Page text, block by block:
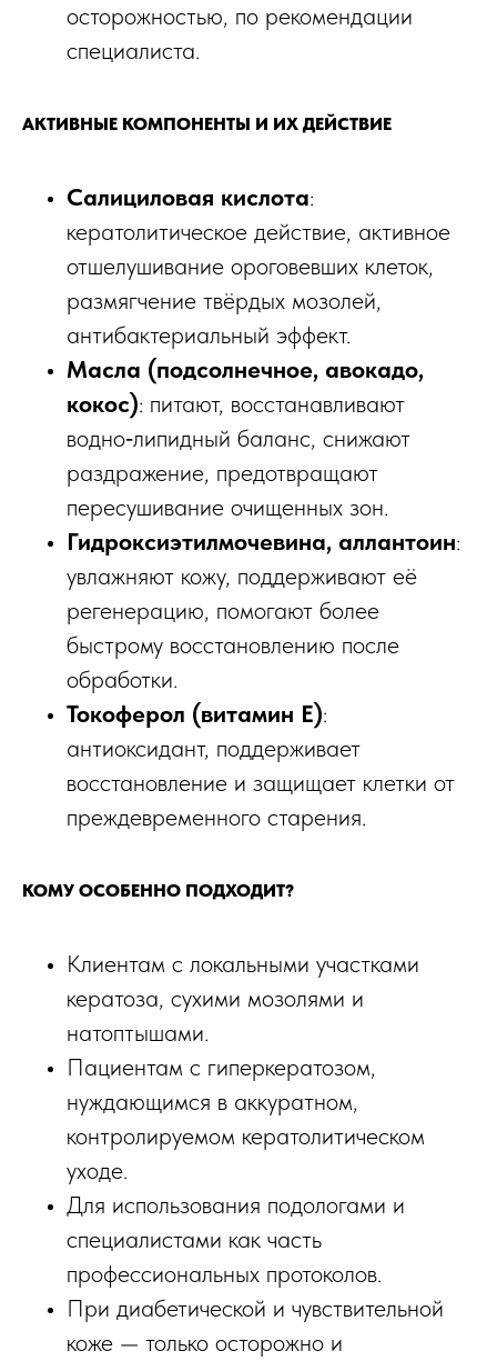
осторожностью, по рекомендации
специалиста.
АКТИВНЫЕ КОМПОНЕНТЫ И ИХ ДЕЙСТВИЕ
Салициловая кислота:
кератолитическое действие, активное
отшелушивание ороговевших клеток,
размягчение твёрдых мозолей,
антибактериальный эффект.​
Масла (подсолнечное, авокадо,
кокос): питают, восстанавливают
водно‑липидный баланс, снижают
раздражение, предотвращают
пересушивание очищенных зон.​
Гидроксиэтилмочевина, аллантоин:
увлажняют кожу, поддерживают её
регенерацию, помогают более
быстрому восстановлению после
обработки.​
Токоферол (витамин E):
антиоксидант, поддерживает
восстановление и защищает клетки от
преждевременного старения.
КОМУ ОСОБЕННО ПОДХОДИТ?
Клиентам с локальными участками
кератоза, сухими мозолями и
натоптышами.​
Пациентам с гиперкератозом,
нуждающимся в аккуратном,
контролируемом кератолитическом
уходе.​
Для использования подологами и
специалистами как часть
профессиональных протоколов.​
При диабетической и чувствительной
коже — только осторожно и
ТРЕЩИНЫ ГИПЕРКЕРАТОЗ СТОП